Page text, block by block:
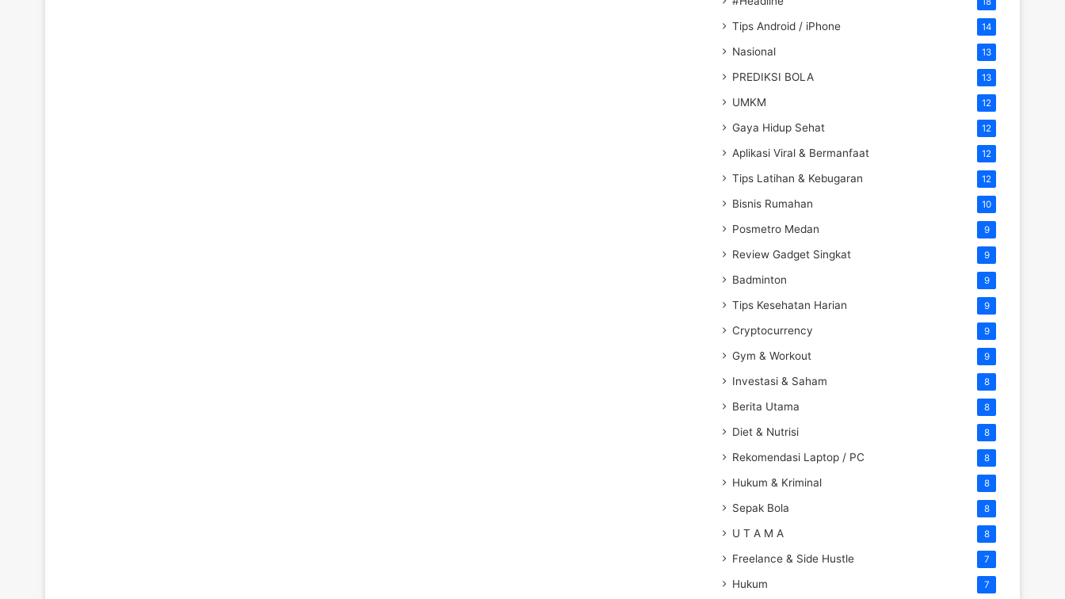
Tips Android / iPhone 14
Nasional 13
PREDIKSI BOLA 13
UMKM 12
Gaya Hidup Sehat 12
Aplikasi Viral & Bermanfaat 12
Tips Latihan & Kebugaran 12
Bisnis Rumahan 10
Posmetro Medan 9
Review Gadget Singkat 9
Badminton 9
Tips Kesehatan Harian 9
Cryptocurrency 9
Gym & Workout 9
Investasi & Saham 8
Berita Utama 8
Diet & Nutrisi 8
Rekomendasi Laptop / PC 8
Hukum & Kriminal 8
Sepak Bola 8
U T A M A 8
Freelance & Side Hustle 7
Hukum 7